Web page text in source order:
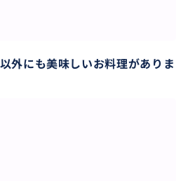
外にも美味しいお料理がありま